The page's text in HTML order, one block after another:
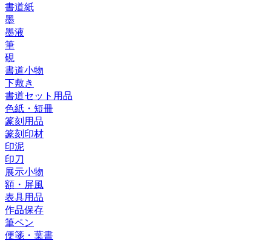
書道紙
墨
墨液
筆
硯
書道小物
下敷き
書道セット用品
色紙・短冊
篆刻用品
篆刻印材
印泥
印刀
展示小物
額・屏風
表具用品
作品保存
筆ペン
便箋・葉書